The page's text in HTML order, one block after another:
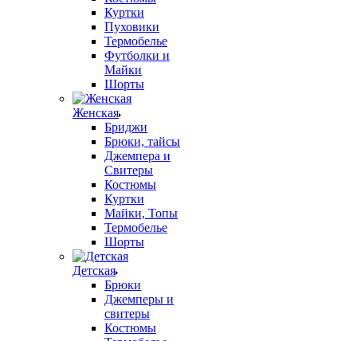
Куртки
Пуховики
Термобелье
Футболки и
Майки
Шорты
Женская
Бриджи
Брюки, тайсы
Джемпера и
Свитеры
Костюмы
Куртки
Майки, Топы
Термобелье
Шорты
Детская
Брюки
Джемперы и
свитеры
Костюмы